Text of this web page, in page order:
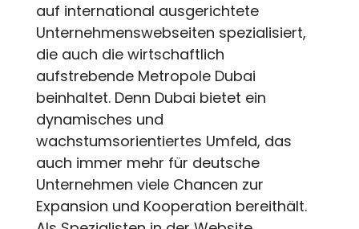
auf international ausgerichtete
Unternehmenswebseiten spezialisiert,
die auch die wirtschaftlich
aufstrebende Metropole Dubai
beinhaltet. Denn Dubai bietet ein
dynamisches und
wachstumsorientiertes Umfeld, das
auch immer mehr für deutsche
Unternehmen viele Chancen zur
Expansion und Kooperation bereithält.